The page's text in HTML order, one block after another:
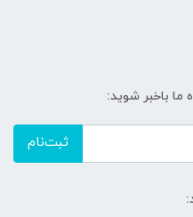
ما باخبر شوید:
ثبت‌نام